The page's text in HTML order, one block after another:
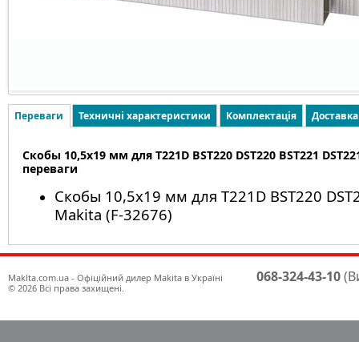
Переваги Техничні характеристики Комплектація
Скобы 10,5х19 мм для T221D BST220 DST220 BST221
переваги
Скобы 10,5х19 мм для T221D BST220
Makita (F-32676)
Maklta.com.ua - Офіційний дилер Makita в Україні
© 2026 Всі права захищені.
068-324-43-10